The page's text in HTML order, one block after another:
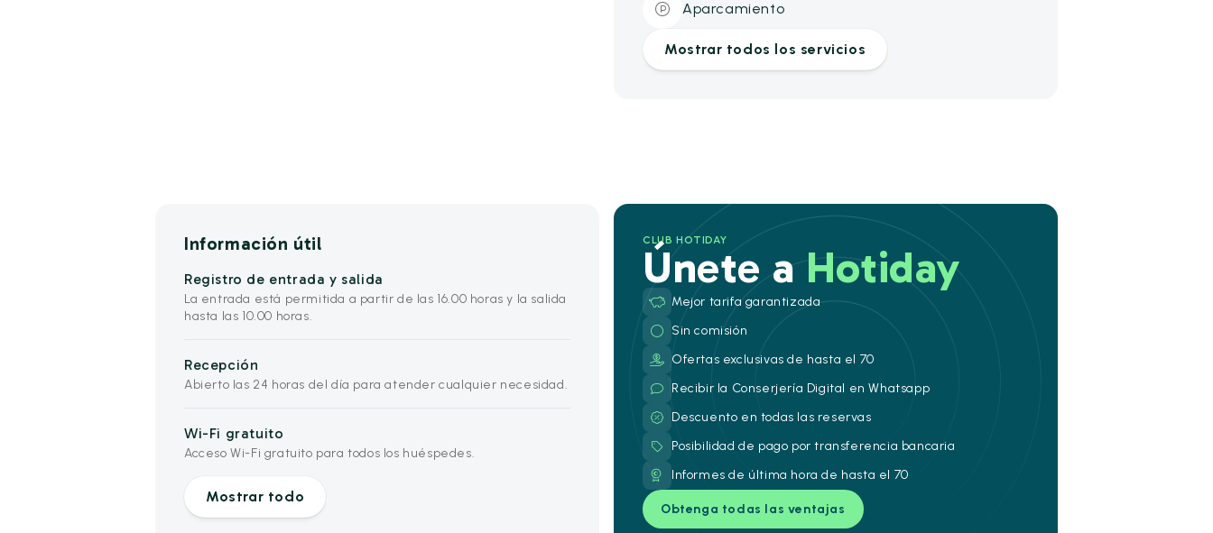
Aparcamiento
Mostrar todos los servicios
Información útil
Registro de entrada y salida
La entrada está permitida a partir de las 16.00 horas y la salida
hasta las 10.00 horas.
Recepción
Abierto las 24 horas del día para atender cualquier necesidad.
Wi-Fi gratuito
Acceso Wi-Fi gratuito para todos los huéspedes.
Mostrar todo
CLUB HOTIDAY
Únete aHotiday
Mejor tarifa garantizada
Sin comisión
Ofertas exclusivas de hasta el 70
Recibir la Conserjería Digital en Whatsapp
Descuento en todas las reservas
Posibilidad de pago por transferencia bancaria
Informes de última hora de hasta el 70
Obtenga todas las ventajas